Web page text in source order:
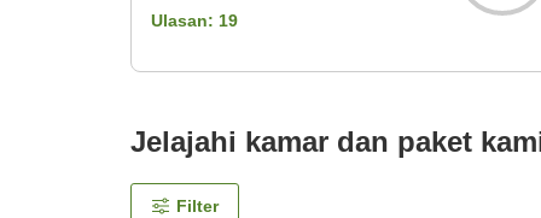
Ulasan: 19
Jelajahi kamar dan paket
Filter